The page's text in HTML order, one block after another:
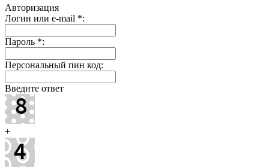
Авторизация
Логин или e-mail *:
Пароль *:
Персональный пин код:
Введите ответ
+